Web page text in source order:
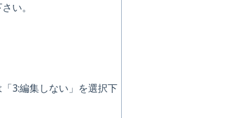
い。
3:編集しない」を選択下